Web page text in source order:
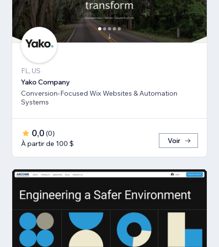
FL, US
Yako Company
Conversion-Focused Wix Websites & Automation
Systems
0,0 (0)
À partir de 100 $
Voir